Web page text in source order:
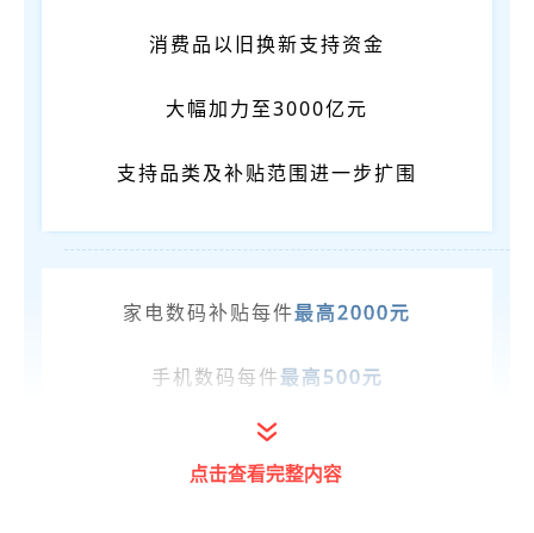
消费品以旧换新支持资金
大幅加力至3000亿元
支持品类及补贴范围进一步扩围
家电数码补贴每件最高2000元
手机数码每件最高500元
卖旧车并购买新能源汽车每辆
万元！
点击查看完整内容